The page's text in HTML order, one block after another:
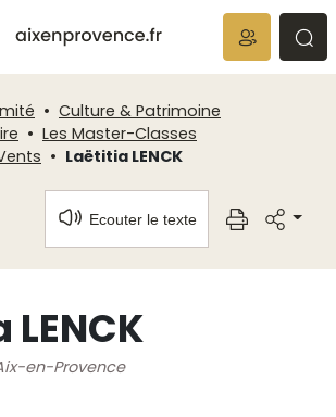
Culture & Patrimoine
Les Master-Classes
Laëtitia LENCK
Ecouter le texte
en-Provence
des cookies